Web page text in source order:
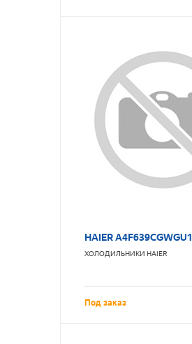
HAIER A4F639CGWGU1
ХОЛОДИЛЬНИКИ HAIER
Под заказ